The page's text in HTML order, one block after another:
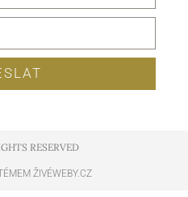
RESERVED​
ŽIVÉWEBY.CZ